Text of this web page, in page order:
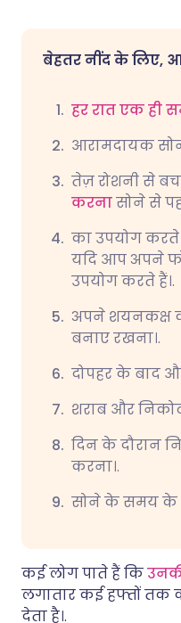
बेहतर नींद के लिए,
हर रात एक ही
आरामदायक सोने
तेज़ रोशनी से
करनासोने से
का उपयोग
यदि आप अपने
उपयोग करते हैं।.
अपने शयनकक्ष
बनाए रखना।.
दोपहर के बाद
शराब और
दिन के दौरान
करना।.
सोने के समय के
कई लोग पाते हैं कि
लगातार कई हफ्तों तक
देता है।.